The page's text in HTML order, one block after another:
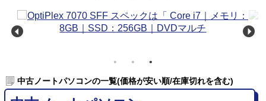
中古ノートパソコンの一覧(価格が安い順/在庫切れを含む)